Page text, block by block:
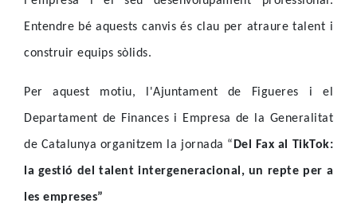
Entendre bé aquests canvis és clau per atraure talent i
construir equips sòlids.
Per aquest motiu, l'Ajuntament de Figueres i el
Departament de Finances i Empresa de la Generalitat
de Catalunya organitzem la jornada “ Del Fax al TikTok:
la gestió del talent intergeneracional, un repte per a
les empreses”